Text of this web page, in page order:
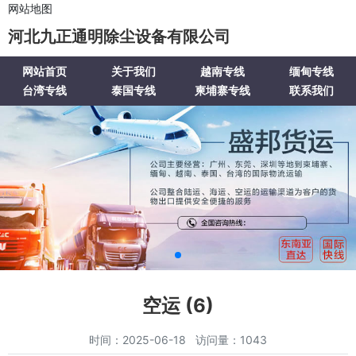
网站地图
河北九正通明除尘设备有限公司
网站首页 关于我们 越南专线
缅甸专线
台湾专线
泰国专线 柬埔寨专线 联系我们
空运 (6)
时间：2025-06-18 访问量：1043